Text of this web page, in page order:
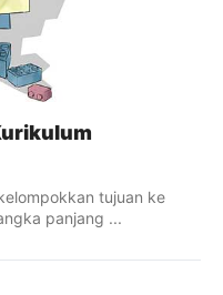
tujuan ke
panjang ...